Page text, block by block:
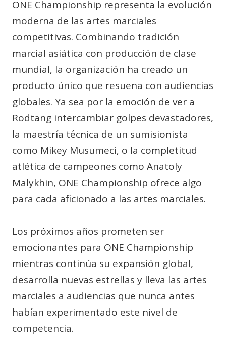
ONE Championship representa la evolución
moderna de las artes marciales
competitivas. Combinando tradición
marcial asiática con producción de clase
mundial, la organización ha creado un
producto único que resuena con audiencias
globales. Ya sea por la emoción de ver a
Rodtang intercambiar golpes devastadores,
la maestría técnica de un sumisionista
como Mikey Musumeci, o la completitud
atlética de campeones como Anatoly
Malykhin, ONE Championship ofrece algo
para cada aficionado a las artes marciales.
Los próximos años prometen ser
emocionantes para ONE Championship
mientras continúa su expansión global,
desarrolla nuevas estrellas y lleva las artes
marciales a audiencias que nunca antes
habían experimentado este nivel de
competencia.